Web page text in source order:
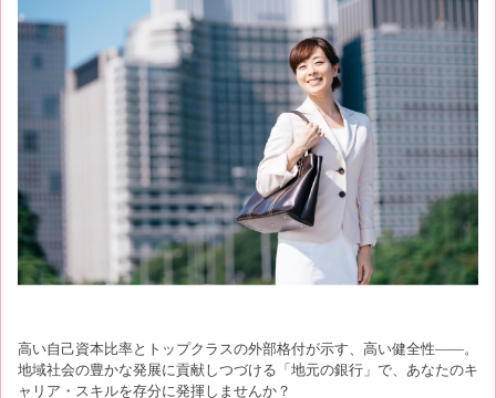
高い自己資本比率とトップクラスの外部格付が示す、高い健全性――。
地域社会の豊かな発展に貢献しつづける「地元の銀行」で、あなたのキ
ャリア・スキルを存分に発揮しませんか？